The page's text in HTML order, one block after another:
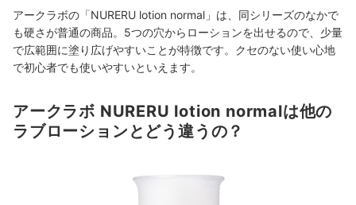
渡辺寛和のプロフィール
アークラボの「NURERU lotion normal」は、同シリーズのなかで
も硬さが普通の商品。5つの穴からローションを出せるので、少量
で広範囲に塗り広げやすいことが特徴です。クセのない使い心地
で初心者でも使いやすいといえます。
アークラボ NURERU lotion normalは他の
ラブローションとどう違うの？